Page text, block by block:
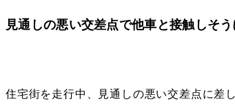
見通しの悪い交差点で他車と接触しそ
住宅街を走行中、見通しの悪い交差点に差